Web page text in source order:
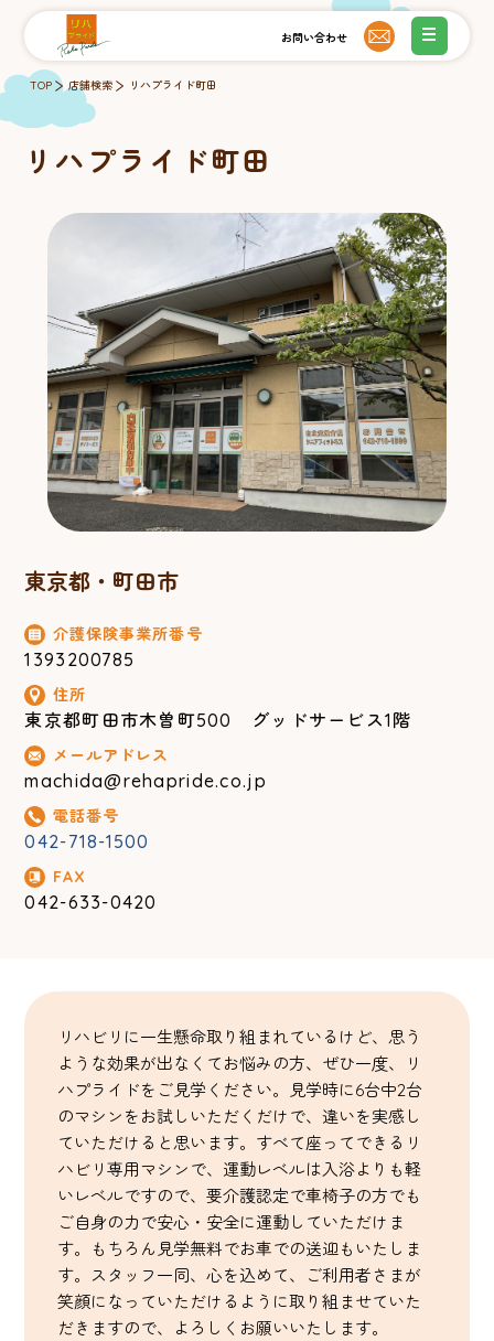
TOP 店舗検索 リハプライド町田
リハプライド町田
東京都・町田市
介護保険事業所番号
1393200785
住所
東京都町田市木曽町500 グッドサービス1階
メールアドレス
machida@rehapride.co.jp
電話番号
042-718-1500
FAX
042-633-0420
リハビリに一生懸命取り組まれているけど、思う
ような効果が出なくてお悩みの方、ぜひ一度、リ
ハプライドをご見学ください。見学時に6台中2台
のマシンをお試しいただくだけで、違いを実感し
ていただけると思います。すべて座ってできるリ
ハビリ専用マシンで、運動レベルは入浴よりも軽
いレベルですので、要介護認定で車椅子の方でも
ご自身の力で安心・安全に運動していただけま
す。もちろん見学無料でお車での送迎もいたしま
す。スタッフ一同、心を込めて、ご利用者さまが
笑顔になっていただけるように取り組ませていた
だきますので、よろしくお願いいたします。